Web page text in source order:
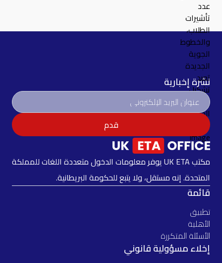
نشرة إخبارية
قدم
مكتب UK ETA يوفر معلومات الدخول متعددة اللغات للمملكة
المتحدة. إنه مستقل، ولا يتبع للحكومة البريطانية.
قائمة
تطبيق
الأهلية
الأسئلة المتكررة
إخلاء مسؤولية قانوني